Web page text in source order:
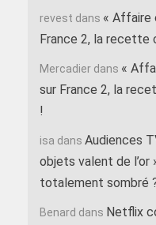
revest dans « Affaire
France 2, la recette
Mercadier dans «
sur France 2, la
!
isa dans Audiences
objets valent de l’or
totalement sombré
Benard dans Netflix